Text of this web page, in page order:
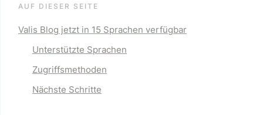
AUF DIESER SEITE
Valis Blog jetzt in 15 Sprachen verfügbar
Unterstützte Sprachen
Zugriffsmethoden
Nächste Schritte